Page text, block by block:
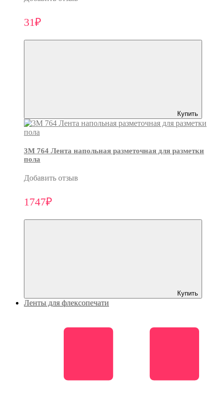
31₽
Купить
3M 764 Лента напольная разметочная для разметки
пола
Добавить отзыв
1747₽
Купить
Ленты для флексопечати